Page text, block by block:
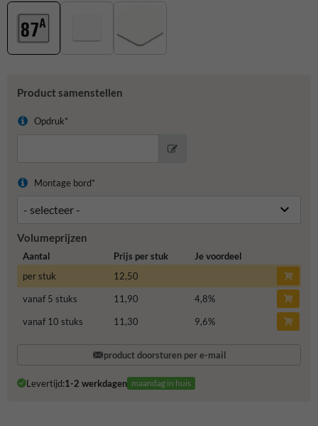
Product samenstellen
Opdruk*
Montage bord*
Volumeprijzen
Aantal Prijs per stuk
Je voordeel
per stuk
12,50
vanaf 5 stuks
11,90 4,8%
vanaf 10 stuks
11,30 9,6%
product doorsturen per e-mail
Levertijd:1-2 werkdagen maandag in huis